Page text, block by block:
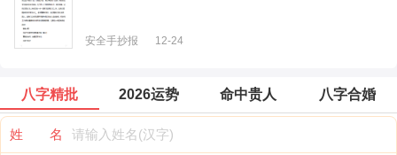
安全手抄报 12-24
八字精批 2026运势 命中贵人 八字合婚
姓 名